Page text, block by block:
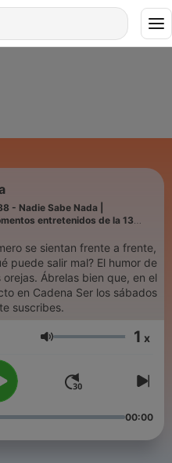
- Nadie Sabe Nada |
entretenidos de la 13
se sientan frente a frente,
puede salir mal? El humor de
Ábrelas bien que, en el
en Cadena Ser los sábados
suscribes.
Сила на звука
1 x
00:00